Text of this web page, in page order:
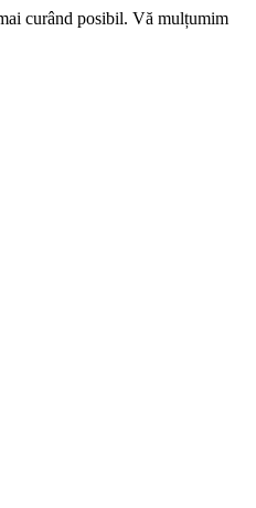
curând posibil. Vă mulțumim